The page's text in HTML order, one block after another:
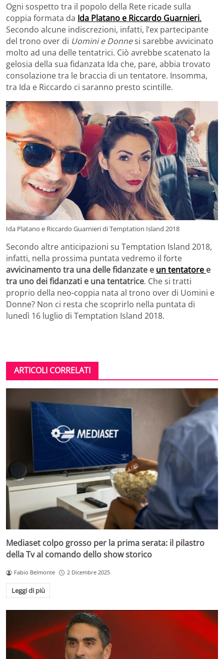
Ogni sospetto tra il popolo della Rete ricade sulla
coppia formata da Ida Platano e Riccardo Guarnieri.
Secondo alcune indiscrezioni, infatti, l’ex partecipante
del trono over di Uomini e Donnesi sarebbe avvicinato
molto ad una delle tentatrici. Ciò avrebbe scatenato la
gelosia della sua fidanzata Ida che, pare, abbia trovato
consolazione tra le braccia di un tentatore. Insomma,
tra Ida e Riccardo ci saranno presto scintille.
Ida Platano e Riccardo Guarnieri di Temptation Island 2018
Secondo altre anticipazioni su Temptation Island 2018,
infatti, nella prossima puntata vedremo il forte
avvicinamento tra una delle fidanzate e un tentatore e
tra uno dei fidanzati e una tentatrice. Che si tratti
proprio della neo-coppia nata al trono over di Uomini e
Donne? Non ci resta che scoprirlo nella puntata di
lunedì 16 luglio di Temptation Island 2018.
ARTICOLI CORRELATI
Mediaset colpo grosso per la prima serata: il pilastro
della Tv al comando dello show storico
Fabio Belmonte 2 Dicembre 2025
Leggi di più